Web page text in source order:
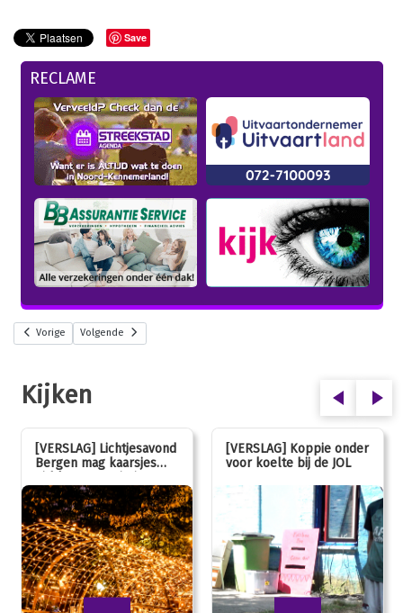
Save
RECLAME
Vorige Volgende
Kijken
[VERSLAG] Lichtjesavond
Bergen mag kaarsjes
jubileum!
[VERSLAG] Koppie onder
voor koelte bij de JOL